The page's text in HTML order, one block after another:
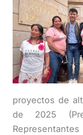
proyectos de
de 2025